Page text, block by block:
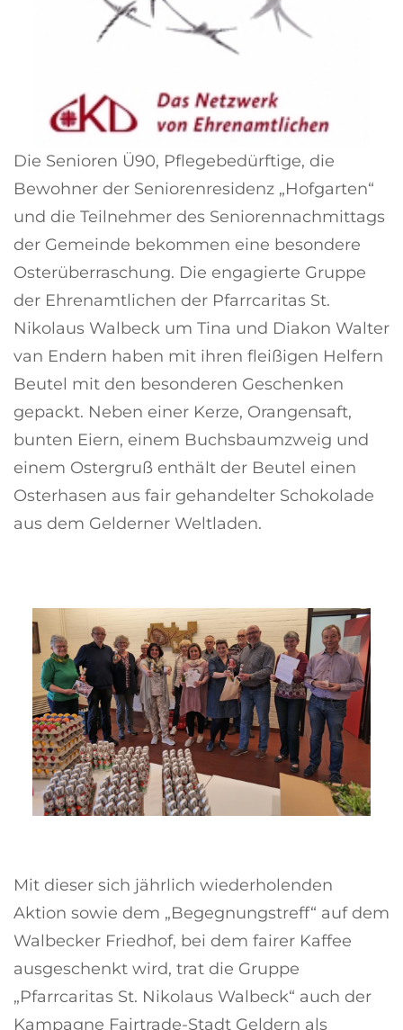
Die Senioren Ü90, Pflegebedürftige, die
Bewohner der Seniorenresidenz „Hofgarten“
und die Teilnehmer des Seniorennachmittags
der Gemeinde bekommen eine besondere
Osterüberraschung. Die engagierte Gruppe
der Ehrenamtlichen der Pfarrcaritas St.
Nikolaus Walbeck um Tina und Diakon Walter
van Endern haben mit ihren fleißigen Helfern
Beutel mit den besonderen Geschenken
gepackt. Neben einer Kerze, Orangensaft,
bunten Eiern, einem Buchsbaumzweig und
einem Ostergruß enthält der Beutel einen
Osterhasen aus fair gehandelter Schokolade
aus dem Gelderner Weltladen.
Mit dieser sich jährlich wiederholenden
Aktion sowie dem „Begegnungstreff“ auf dem
Walbecker Friedhof, bei dem fairer Kaffee
ausgeschenkt wird, trat die Gruppe
„Pfarrcaritas St. Nikolaus Walbeck“ auch der
Kampagne Fairtrade-Stadt Geldern als